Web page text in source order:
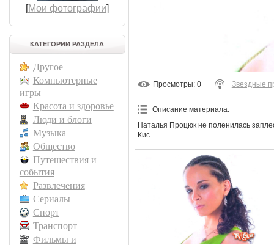
[Мои фотографии]
КАТЕГОРИИ РАЗДЕЛА
Другое
Компьютерные
игры
Красота и здоровье
Люди и блоги
Музыка
Общество
Путешествия и
события
Развлечения
Сериалы
Спорт
Транспорт
Фильмы и
Просмотры: 0 Звездные
Описание материала:
Наталья Процюк не поленилась
Кис.